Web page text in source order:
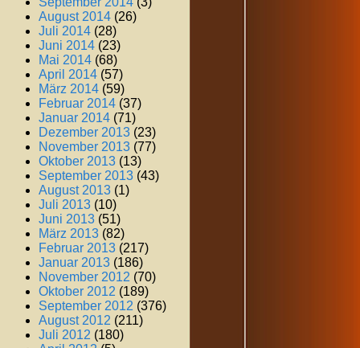
August 2014 (26)
Juli 2014 (28)
Juni 2014 (23)
Mai 2014 (68)
April 2014 (57)
März 2014 (59)
Februar 2014 (37)
Januar 2014 (71)
Dezember 2013 (23)
November 2013 (77)
Oktober 2013 (13)
September 2013 (43)
August 2013 (1)
Juli 2013 (10)
Juni 2013 (51)
März 2013 (82)
Februar 2013 (217)
Januar 2013 (186)
November 2012 (70)
Oktober 2012 (189)
September 2012 (376)
August 2012 (211)
Juli 2012 (180)